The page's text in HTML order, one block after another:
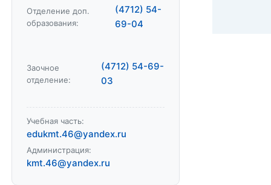
Отделение доп.
образования:
(4712) 54-
69-04
Заочное
отделение:
(4712) 54-69-
03
Учебная часть:
edukmt.46@yandex.ru
Администрация:
kmt.46@yandex.ru